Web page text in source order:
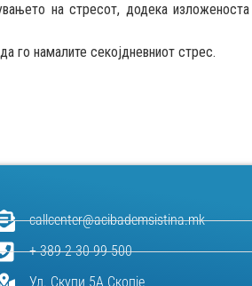
на стресот, додека
го намалите секојдневниот стрес.
callcenter@acibademsistina.mk
+ 389 2 30 99 500
Ул. Скупи 5А Скопје